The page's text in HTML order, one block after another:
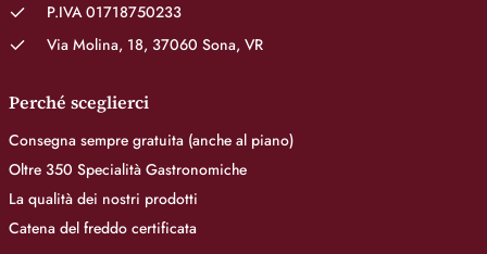
P.IVA 01718750233
Via Molina, 18, 37060 Sona, VR
Perché sceglierci
Consegna sempre gratuita (anche al piano)
Oltre 350 Specialità Gastronomiche
La qualità dei nostri prodotti
Catena del freddo certificata